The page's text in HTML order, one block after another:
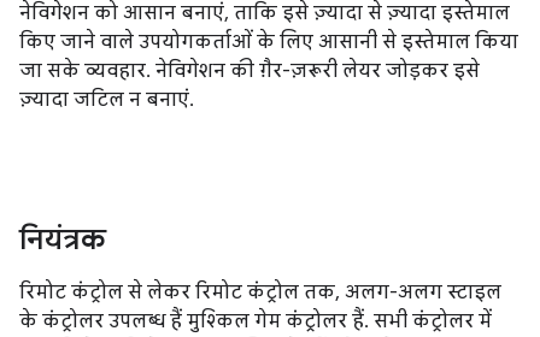
नेविगेशन को आसान बनाएं, ताकि इसे ज़्यादा से ज़्यादा इस्तेमाल
किए जाने वाले उपयोगकर्ताओं के लिए आसानी से इस्तेमाल किया
जा सके व्यवहार. नेविगेशन की ग़ैर-ज़रूरी लेयर जोड़कर इसे
ज़्यादा जटिल न बनाएं.
नियंत्रक
रिमोट कंट्रोल से लेकर रिमोट कंट्रोल तक, अलग-अलग स्टाइल
के कंट्रोलर उपलब्ध हैं मुश्किल गेम कंट्रोलर हैं. सभी कंट्रोलर में